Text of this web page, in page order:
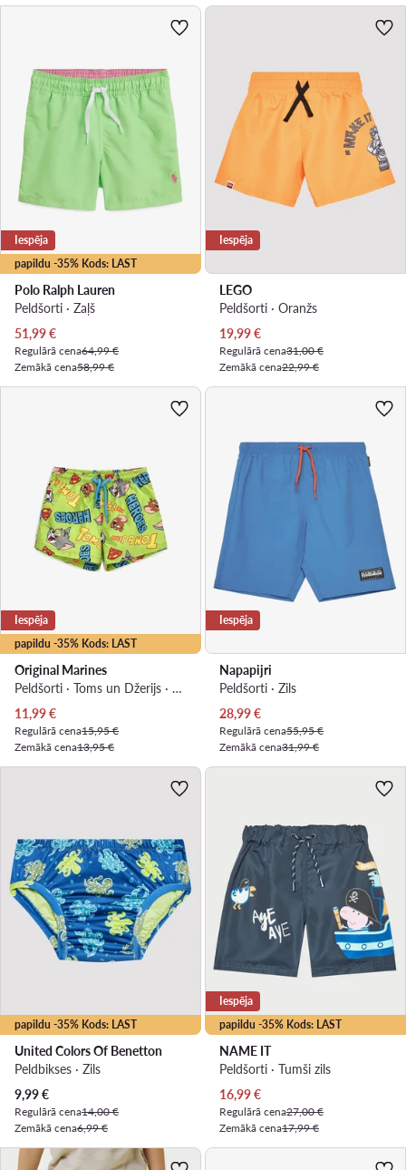
papildu -35% Kods: LAST
Iespēja
Polo Ralph Lauren
Peldšorti · Zaļš
Pašreizējā cena
51,99€
Regulārā cena64,99 €
Zemākā cena58,99 €
Iespēja
LEGO
Peldšorti · Oranžs
Pašreizējā cena
19,99€
Regulārā cena31,00 €
Zemākā cena22,99 €
papildu -35% Kods: LAST
Iespēja
Original Marines
Peldšorti · Toms un Džerijs · Zaļš
Pašreizējā cena
11,99€
Regulārā cena15,95 €
Zemākā cena13,95 €
Iespēja
Napapijri
Peldšorti · Zils
Pašreizējā cena
28,99€
Regulārā cena55,95 €
Zemākā cena31,99 €
papildu -35% Kods: LAST
United Colors Of Benetton
Peldbikses · Zils
Pašreizējā cena
9,99€
Regulārā cena14,00 €
Zemākā cena6,99 €
papildu -35% Kods: LAST
Iespēja
NAME IT
Peldšorti · Tumši zils
Pašreizējā cena
16,99€
Regulārā cena27,00 €
Zemākā cena17,99 €